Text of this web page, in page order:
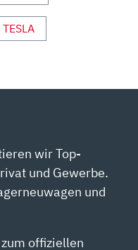
TESLA
wir Top-
und Gewerbe.
und
offiziellen